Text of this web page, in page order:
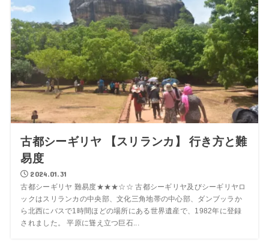
古都シーギリヤ 【スリランカ】 行き方と難
易度
2024.01.31
古都シーギリヤ 難易度★★★☆☆ 古都シーギリヤ及びシーギリヤロ
ックはスリランカの中央部、文化三角地帯の中心部、ダンブッラか
ら北西にバスで1時間ほどの場所にある世界遺産で、1982年に登録
されました。 平原に聳え立つ巨石...